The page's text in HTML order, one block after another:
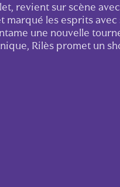
revient sur scène
marqué les esprits
une nouvelle
Rilès promet un